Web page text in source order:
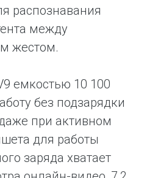
распознавания
между
жестом.
емкостью 10 100
без подзарядки
при активном
для работы
заряда хватает